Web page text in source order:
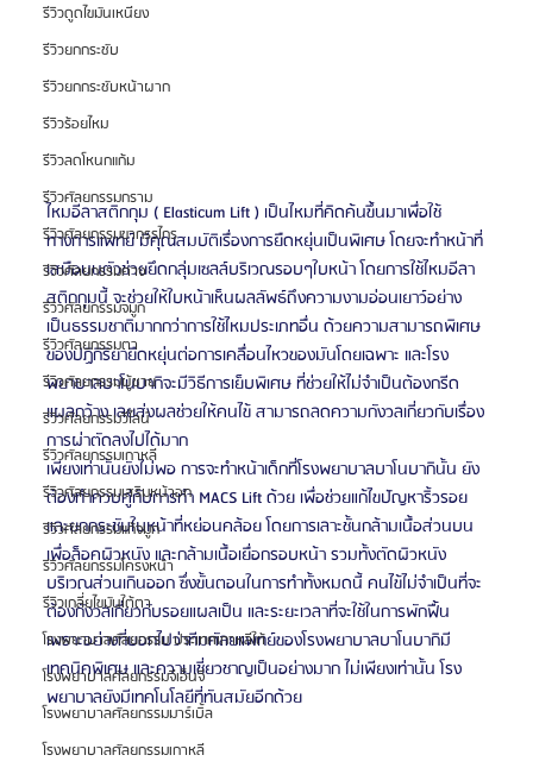
รีวิวดูดไขมันเหนียง
รีวิวยกกระชับ
รีวิวยกกระชับหน้าผาก
รีวิวร้อยไหม
รีวิวลดโหนกแก้ม
รีวิวศัลยกรรมกราม
รีวิวศัลยกรรมขากรรไกร
รีวิวศัลยกรรมคาง
รีวิวศัลยกรรมจมูก
รีวิวศัลยกรรมตา
รีวิวศัลยกรรมผู้ชาย
รีวิวศัลยกรรมวีไลน์
รีวิวศัลยกรรมเกาหลี
รีวิวศัลยกรรมเสริมหน้าอก
รีวิวศัลยกรรมแก้จมูก
รีวิวศัลยกรรมโครงหน้า
รีวิวเกลี่ยไขมันใต้ตา
โรงพยาบาลศัลยกรรม ประเทศเกาหลีใต้
โรงพยาบาลศัลยกรรมจีเอ็นจี
โรงพยาบาลศัลยกรรมมาร์เบิ้ล
โรงพยาบาลศัลยกรรมเกาหลี
ไหมอีลาสติกกุม ( Elasticum Lift ) เป็นไหมที่คิดค้นขึ้นมาเพื่อใช้
ทางการแพทย์ มีคุณสมบัติเรื่องการยืดหยุ่นเป็นพิเศษ โดยจะทำหน้าที่
เสมือนนตัวช่วยยึดกลุ่มเซลล์บริเวณรอบๆใบหน้า โดยการใช้ไหมอีลา
สติกกุมนี้ จะช่วยให้ใบหน้าเห็นผลลัพธ์ถึงความงามอ่อนเยาว์อย่าง
เป็นธรรมชาติมากกว่าการใช้ไหมประเภทอื่น ด้วยความสามารถพิเศษ
ของปฏิกิริยายืดหยุ่นต่อการเคลื่อนไหวของมันโดยเฉพาะ และโรง
พยาบาลบาโนบากิจะมีวิธีการเย็บพิเศษ ที่ช่วยให้ไม่จำเป็นต้องกรีด
แผลกว้าง เลยส่งผลช่วยให้คนไข้ สามารถลดความกังวลเกี่ยวกับเรื่อง
การผ่าตัดลงไปได้มาก
เพียงเท่านั้นยังไม่พอ การจะทำหน้าเด็กที่โรงพยาบาลบาโนบากินั้น ยัง
ต้องทำควบคู่กับการทํา MACS Lift ด้วย เพื่อช่วยแก้ไขปัญหาริ้วรอย
และยกกระชับใบหน้าที่หย่อนคล้อย โดยการเลาะชั้นกล้ามเนื้อส่วนบน
เพื่อล็อคผิวหนัง และกล้ามเนื้อเยื่อกรอบหน้า รวมทั้งตัดผิวหนัง
บริเวณส่วนเกินออก ซึ่งขั้นตอนในการทำทั้งหมดนี้ คนไข้ไม่จำเป็นที่จะ
ต้องกังวลเกี่ยวกับรอยแผลเป็น และระยะเวลาที่จะใช้ในการพักฟื้น
เพราะอย่างที่บอกไปว่าทีมศัลยแพทย์ของโรงพยาบาลบาโนบากิมี
เทคนิคพิเศษ และความเชี่ยวชาญเป็นอย่างมาก ไม่เพียงเท่านั้น โรง
พยาบาลยังมีเทคโนโลยีที่ทันสมัยอีกด้วย